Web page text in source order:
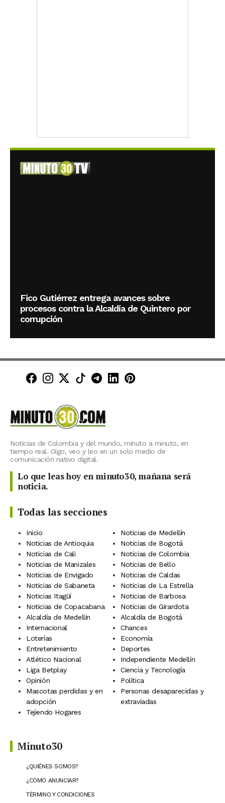
Fico Gutiérrez entrega avances sobre
procesos contra la Alcaldía de Quintero por
corrupción
Minuto30 en Facebook
Minuto30 en Instagram
Minuto30 en X (Twitter)
Minuto30 en TikTok
Canal de Minuto30 en
Minuto30 en LinkedIn
Minuto30 en
Noticias de Colombia y del mundo, minuto a minuto, en
tiempo real. Oigo, veo y leo en un solo medio de
comunicación nativo digital.
Lo que leas hoy en minuto30, mañana será
noticia.
Todas las secciones
Inicio
Noticias de Medellín
Noticias de Antioquia
Noticias de Bogotá
Noticias de Cali
Noticias de Colombia
Noticias de Manizales
Noticias de Bello
Noticias de Envigado
Noticias de Caldas
Noticias de Sabaneta
Noticias de La Estrella
Noticias Itagüí
Noticias de Barbosa
Noticias de Copacabana
Noticias de Girardota
Alcaldía de Medellín
Alcaldía de Bogotá
Internacional
Chances
Loterías
Economía
Entretenimiento
Deportes
Atlético Nacional
Independiente Medellín
Liga Betplay
Ciencia y Tecnología
Opinión
Política
Mascotas perdidas y en
adopción
Personas desaparecidas y
extraviadas
Tejiendo Hogares
Minuto30
¿QUIÉNES SOMOS?
¿CÓMO ANUNCIAR?
TÉRMINO Y CONDICIONES